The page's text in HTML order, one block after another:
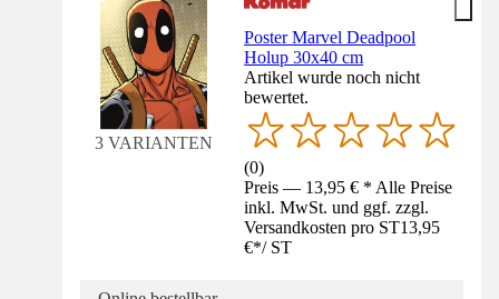
3 VARIANTEN
Poster Marvel Deadpool
Holup 30x40 cm
Artikel wurde noch nicht
bewertet.
(0)
Preis — 13,95 € * Alle Preise
inkl. MwSt. und ggf. zzgl.
Versandkosten pro ST13,95
€*/ ST